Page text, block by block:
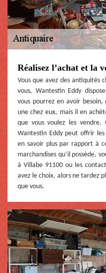
Réalisez l’achat et la
Vous que avez des antiquités
vous, Wantestin Eddy
vous pourrez en avoir besoin,
une chez eux, mais il en
que vous voulez les
Wantestin Eddy peut offrir les
en savoir plus par rapport à
marchandises qu’il possède,
à Villabe 91100 ou les
avez le choix, alors ne tardez
que vous.